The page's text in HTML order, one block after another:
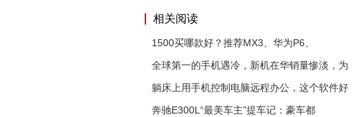
相关阅读
1500买哪款好？推荐MX3、华为P6、
全球第一的手机遇冷，新机在华销量惨淡，为
躺床上用手机控制电脑远程办公，这个软件好
奔驰E300L“最美车主”提车记：豪车都